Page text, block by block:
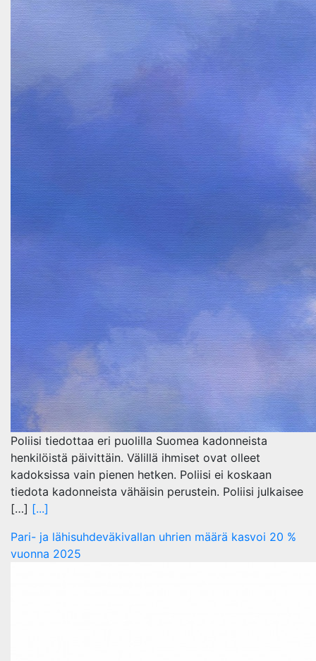
Poliisi tiedottaa eri puolilla Suomea kadonneista
henkilöistä päivittäin. Välillä ihmiset ovat olleet
kadoksissa vain pienen hetken. Poliisi ei koskaan
tiedota kadonneista vähäisin perustein. Poliisi julkaisee
[…] [...]
Pari- ja lähisuhdeväkivallan uhrien määrä kasvoi 20 %
vuonna 2025